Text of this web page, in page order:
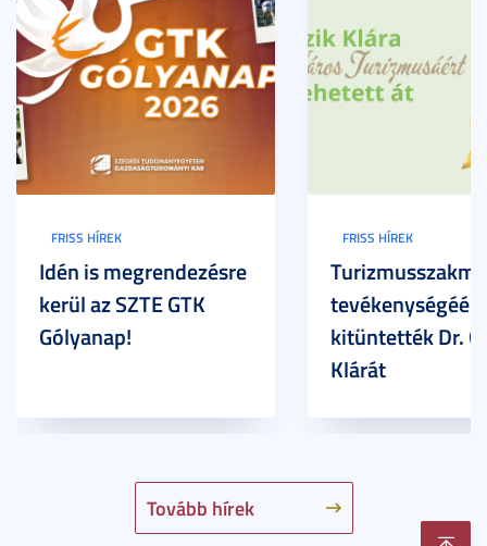
Tovább hírek
FRISS HÍREK
Idén is megrendezésre
kerül az SZTE GTK
Gólyanap!
FRISS HÍREK
tevékenységéért
kitüntették Dr.
Klárát